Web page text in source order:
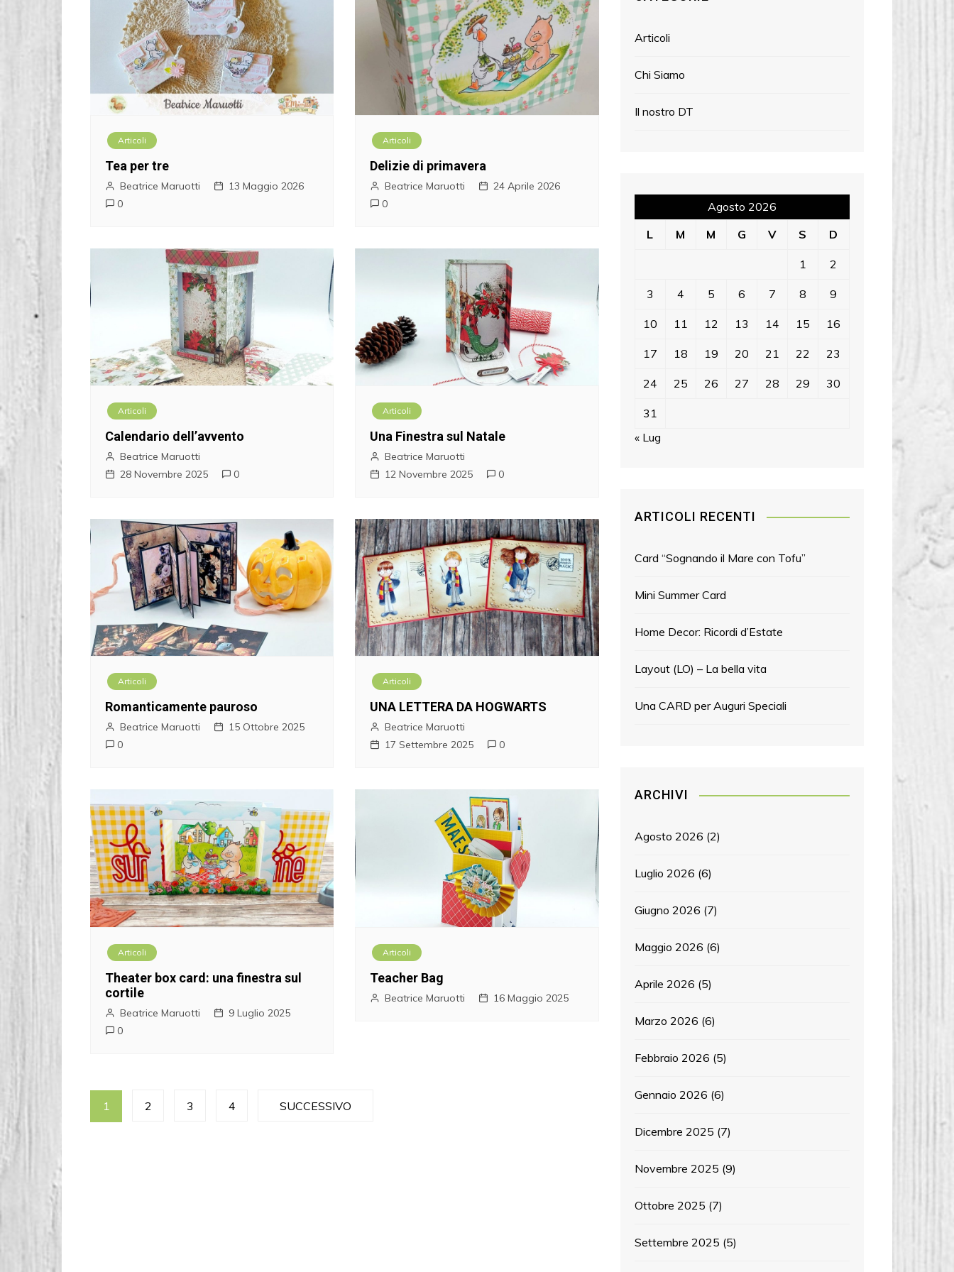
Articoli
Tea per tre
Beatrice Maruotti
13 Maggio 2026
0
Articoli
Delizie di primavera
Beatrice Maruotti
24 Aprile 2026
0
Articoli
Calendario dell’avvento
Beatrice Maruotti
28 Novembre 2025
0
Articoli
Una Finestra sul Natale
Beatrice Maruotti
12 Novembre 2025
0
Articoli
Romanticamente pauroso
Beatrice Maruotti
15 Ottobre 2025
0
Articoli
UNA LETTERA DA HOGWARTS
Beatrice Maruotti
17 Settembre 2025
0
Articoli
Theater box card: una finestra sul
cortile
Beatrice Maruotti
9 Luglio 2025
0
Articoli
Teacher Bag
Beatrice Maruotti 16 Maggio 2025
P1 2 3 4 SUCCESSIVO
Articoli
Chi Siamo
Il nostro DT
Agosto 2026
L
M M G V S D
1 2
3 4 5 6 7 8 9
10 11 12 13 14 15 16
17 18 19 20 21 22 23
24 25 26 27 28 29 30
31
« Lug
ARTICOLI RECENTI
Card “Sognando il Mare con Tofu”
Mini Summer Card
Home Decor: Ricordi d’Estate
Layout (LO) – La bella vita
Una CARD per Auguri Speciali
ARCHIVI
Agosto 2026 (2)
Luglio 2026 (6)
Giugno 2026 (7)
Maggio 2026 (6)
Aprile 2026 (5)
Marzo 2026 (6)
Febbraio 2026 (5)
Gennaio 2026 (6)
Dicembre 2025 (7)
Novembre 2025 (9)
Ottobre 2025 (7)
Settembre 2025 (5)